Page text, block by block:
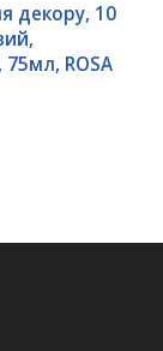
декору, 10
ROSA